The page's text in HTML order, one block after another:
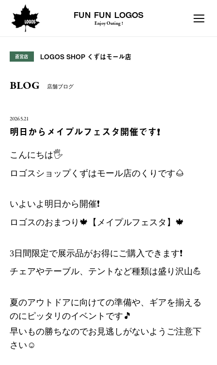
FUN FUN LOGOS
Enjoy Outing !
直営店 LOGOS SHOP くずはモール店
BLOG 店舗ブログ
2026.5.21
明日からメイプルフェスタ開催です❗️
こんにちは🖐️
ロゴスショップくずはモール店のくりです🌰
いよいよ明日から開催❗️
ロゴスのおまつり🍁【メイプルフェスタ】🍁
3日間限定で展示品がお得にご購入できます❗️
チェアやテーブル、テントなど種類は盛り沢山💪
夏のアウトドアに向けての準備や、ギアを揃える
のにピッタリのイベントです🎵
早いもの勝ちなのでお見逃しがないようご注意下
さい☺️